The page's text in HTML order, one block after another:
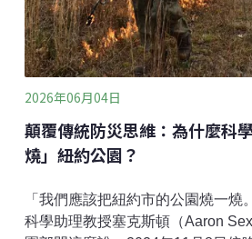
式。」古斯塔夫松說。「世界最醜
的哥特蘭島（Gotland），這座位
期飽受乾旱之苦。古斯塔夫松靈光
2026年06月04日
顛覆傳統防災思維：為什麼科
燒」紐約公園？
「我們應該把紐約市的公園燒一燒
科學助理教授塞克斯頓（Aaron